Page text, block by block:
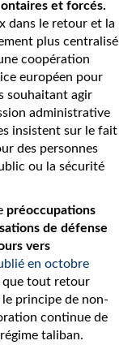
et forcés.
dans le retour et la
plus centralisé
coopération
européen pour
souhaitant agir
administrative
insistent sur le fait
des personnes
ou la sécurité
préoccupations
de défense
vers
en octobre
que tout retour
principe de non-
continue de
taliban.